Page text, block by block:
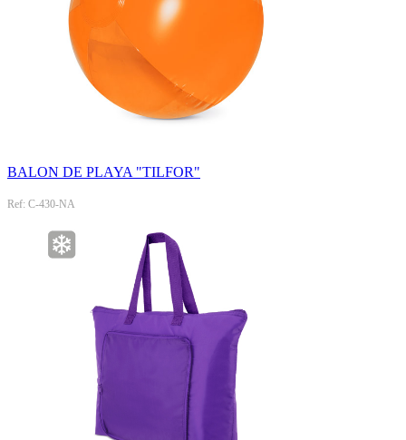
BALON DE PLAYA "TILFOR"
Ref: C-430-NA